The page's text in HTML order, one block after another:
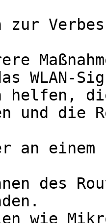
zur
WLAN-
helfen,
und die
an
des
wie